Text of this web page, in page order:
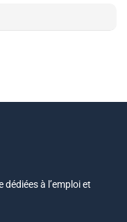
à l’emploi et